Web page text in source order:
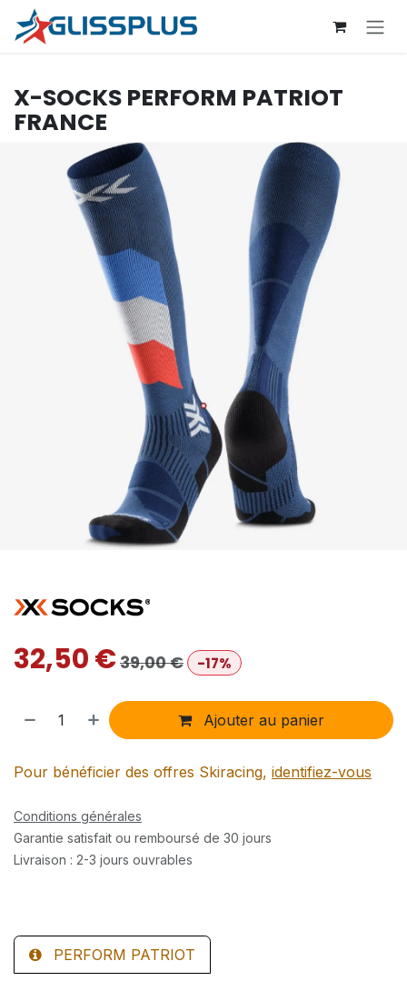
Se rendre au contenu
X-SOCKS PERFORM PATRIOT
FRANCE
32,50€39,00€ -17%
Ajouter au panier
Pour bénéficier des offres Skiracing, identifiez-vous
Conditions générales
Garantie satisfait ou remboursé de 30 jours
Livraison : 2-3 jours ouvrables
PERFORM PATRIOT